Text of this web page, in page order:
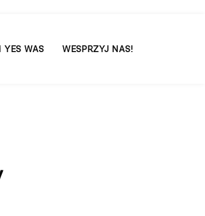
YES WAS WESPRZYJ NAS!